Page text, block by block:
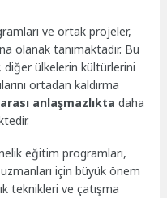
ve ortak projeler,
olanak tanımaktadır. Bu
ülkelerin kültürlerini
ortadan kaldırma
anlaşmazlıkta daha
eğitim programları,
için büyük önem
teknikleri ve çatışma